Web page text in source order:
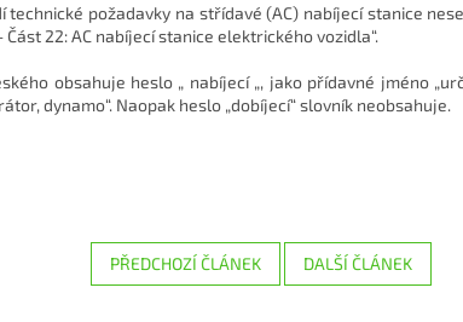
technické požadavky na střídavé (AC) nabíjecí stanice
22: AC nabíjecí stanice elektrického vozidla“.
obsahuje heslo „ nabíjecí „, jako přídavné jméno
dynamo“. Naopak heslo „dobíjecí“ slovník neobsahuje.
PŘEDCHOZÍ ČLÁNEK DALŠÍ ČLÁNEK